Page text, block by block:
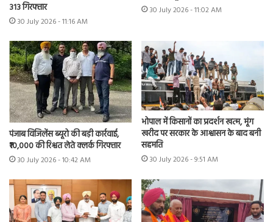
313 गिरफ्तार
30 July 2026 - 11:16 AM
30 July 2026 - 11:02 AM
पंजाब विजिलेंस ब्यूरो की बड़ी कार्रवाई,
₹10,000 की रिश्वत लेते क्लर्क गिरफ्तार
30 July 2026 - 10:42 AM
भोपाल में किसानों का प्रदर्शन खत्म, मूंग
खरीद पर सरकार के आश्वासन के बाद बनी
सहमति
30 July 2026 - 9:51 AM